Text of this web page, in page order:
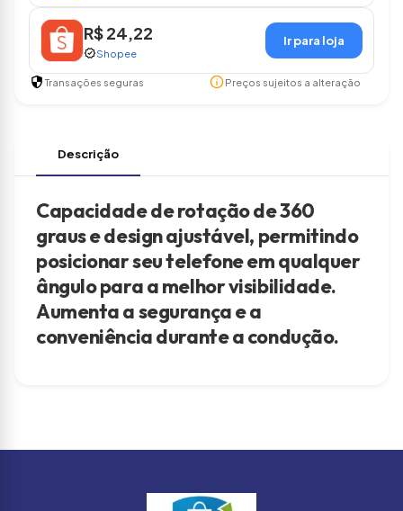
R$ 24,22
verifiedShopee
Ir para loja
securityTransações seguras infoPreços sujeitos a alteração
Descrição
Capacidade de rotação de 360
graus e design ajustável, permitindo
posicionar seu telefone em qualquer
ângulo para a melhor visibilidade.
Aumenta a segurança e a
conveniência durante a condução.